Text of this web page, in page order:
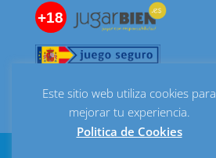
+18
Este sitio web utiliza cookies para
mejorar tu experiencia.
Politica de Cookies